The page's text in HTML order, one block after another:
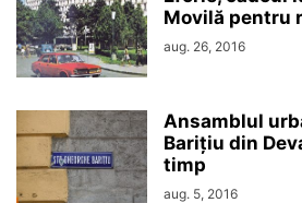
Movilă pentru
aug. 26, 2016
Ansamblul
Barițiu din
timp
aug. 5, 2016